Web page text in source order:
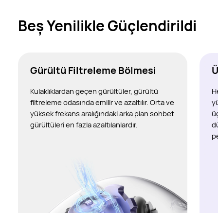
Beş Yenilikle Güçlendirildi
Gürültü Filtreleme Bölmesi
Kulaklıklardan geçen gürültüler, gürültü
filtreleme odasında emilir ve azaltılır. Orta ve
yüksek frekans aralığındaki arka plan sohbet
gürültüleri en fazla azaltılanlardır.